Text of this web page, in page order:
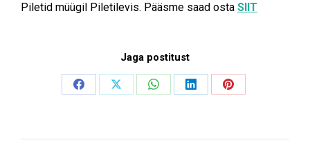
Piletid müügil Piletilevis. Pääsme saad osta SIIT
Jaga postitust
Share
Share
Share
Share
Share